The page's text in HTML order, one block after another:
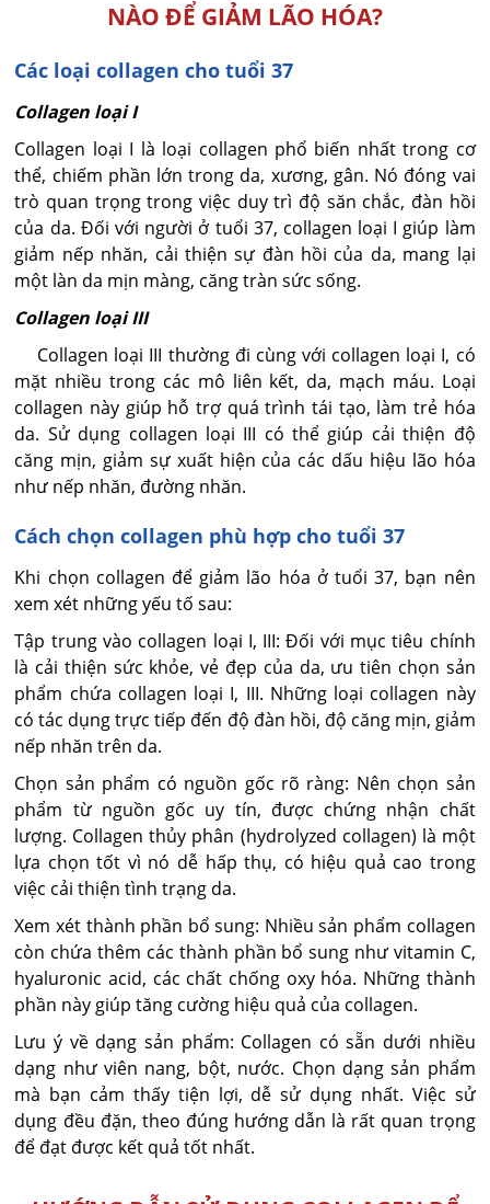
NÀO ĐỂ GIẢM LÃO HÓA?
Các loại collagen cho tuổi 37
Collagen loại I
Collagen loại I là loại collagen phổ biến nhất trong cơ
thể, chiếm phần lớn trong da, xương, gân. Nó đóng vai
trò quan trọng trong việc duy trì độ săn chắc, đàn hồi
của da. Đối với người ở tuổi 37, collagen loại I giúp làm
giảm nếp nhăn, cải thiện sự đàn hồi của da, mang lại
một làn da mịn màng, căng tràn sức sống.
Collagen loại III
Collagen loại III thường đi cùng với collagen loại I, có
mặt nhiều trong các mô liên kết, da, mạch máu. Loại
collagen này giúp hỗ trợ quá trình tái tạo, làm trẻ hóa
da. Sử dụng collagen loại III có thể giúp cải thiện độ
căng mịn, giảm sự xuất hiện của các dấu hiệu lão hóa
như nếp nhăn, đường nhăn.
Cách chọn collagen phù hợp cho tuổi 37
Khi chọn collagen để giảm lão hóa ở tuổi 37, bạn nên
xem xét những yếu tố sau:
Tập trung vào collagen loại I, III: Đối với mục tiêu chính
là cải thiện sức khỏe, vẻ đẹp của da, ưu tiên chọn sản
phẩm chứa collagen loại I, III. Những loại collagen này
có tác dụng trực tiếp đến độ đàn hồi, độ căng mịn, giảm
nếp nhăn trên da.
Chọn sản phẩm có nguồn gốc rõ ràng: Nên chọn sản
phẩm từ nguồn gốc uy tín, được chứng nhận chất
lượng. Collagen thủy phân (hydrolyzed collagen) là một
lựa chọn tốt vì nó dễ hấp thụ, có hiệu quả cao trong
việc cải thiện tình trạng da.
Xem xét thành phần bổ sung: Nhiều sản phẩm collagen
còn chứa thêm các thành phần bổ sung như vitamin C,
hyaluronic acid, các chất chống oxy hóa. Những thành
phần này giúp tăng cường hiệu quả của collagen.
Lưu ý về dạng sản phẩm: Collagen có sẵn dưới nhiều
dạng như viên nang, bột, nước. Chọn dạng sản phẩm
mà bạn cảm thấy tiện lợi, dễ sử dụng nhất. Việc sử
dụng đều đặn, theo đúng hướng dẫn là rất quan trọng
để đạt được kết quả tốt nhất.